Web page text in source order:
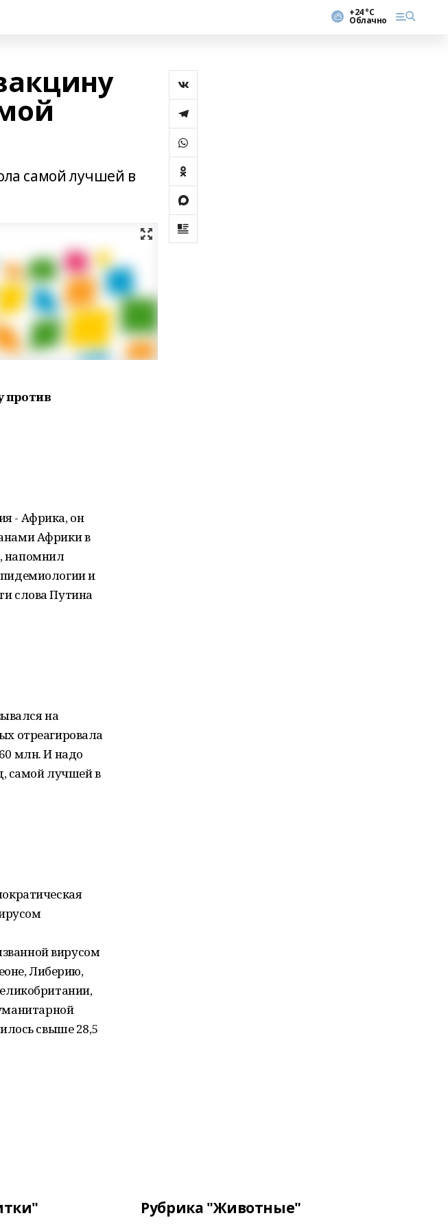
+24 °С
Облачно
самой лучшей в
против
- Африка, он
Африки в
напомнил
и
слова Путина
на
отреагировала
млн. И надо
самой лучшей в
вирусом
Либерию,
свыше 28,5
Рубрика "Животные"